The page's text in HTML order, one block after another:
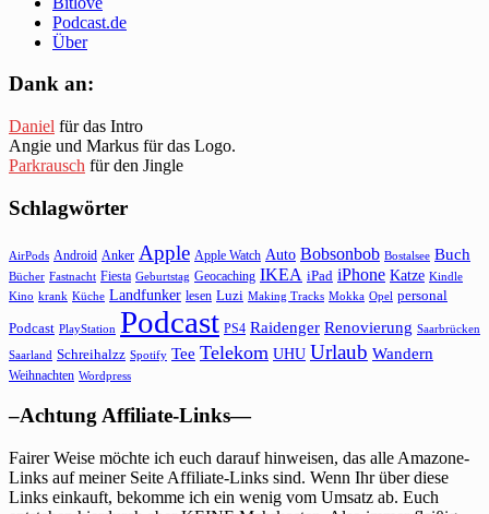
Podcast.de
Über
Dank an:
Daniel für das Intro
Angie und Markus für das Logo.
Parkrausch für den Jingle
Schlagwörter
AirPods Android Anker Apple Apple Watch Auto Bobsonbob Bostalsee Buch
Bücher Fastnacht Fiesta Geburtstag Geocaching IKEA iPad iPhone Katze Kindle
Kino krank Küche Landfunker lesen Luzi Making Tracks Mokka Opel personal
Podcast PlayStation Podcast PS4 Raidenger Renovierung Saarbrücken
Saarland Schreihalzz Spotify Tee Telekom UHU Urlaub Wandern
Weihnachten Wordpress
–Achtung Affiliate-Links—
Fairer Weise möchte ich euch darauf hinweisen, das alle Amazone-
Links auf meiner Seite Affiliate-Links sind. Wenn Ihr über diese
Links einkauft, bekomme ich ein wenig vom Umsatz ab. Euch